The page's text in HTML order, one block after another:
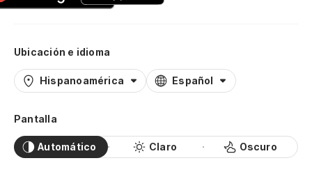
Ubicación e idioma
Hispanoamérica Español
Pantalla
Automático Claro Oscuro